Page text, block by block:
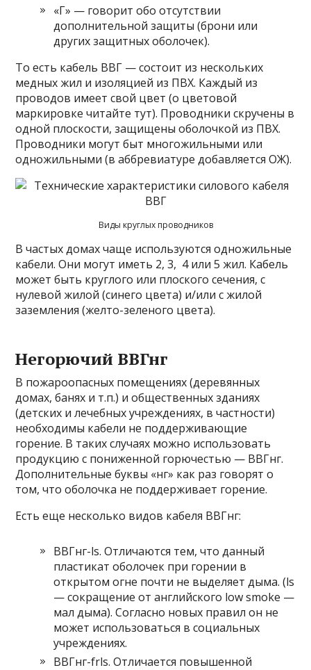
«Г» — говорит обо отсутствии
дополнительной защиты (брони или
других защитных оболочек).
То есть кабель ВВГ — состоит из нескольких
медных жил и изоляцией из ПВХ. Каждый из
проводов имеет свой цвет (о цветовой
маркировке читайте тут). Проводники скручены в
одной плоскости, защищены оболочкой из ПВХ.
Проводники могут быт многожильными или
одножильными (в аббревиатуре добавляется ОЖ).
Виды круглых проводников
В частых домах чаще используются одножильные
кабели. Они могут иметь 2, 3, 4 или 5 жил. Кабель
может быть круглого или плоского сечения, с
нулевой жилой (синего цвета) и/или с жилой
заземления (желто-зеленого цвета).
Негорючий ВВГнг
В пожароопасных помещениях (деревянных
домах, банях и т.п.) и общественных зданиях
(детских и лечебных учреждениях, в частности)
необходимы кабели не поддерживающие
горение. В таких случаях можно использовать
продукцию с пониженной горючестью — ВВГнг.
Дополнительные буквы «нг» как раз говорят о
том, что оболочка не поддерживает горение.
Есть еще несколько видов кабеля ВВГнг:
ВВГнг-ls. Отличаются тем, что данный
пластикат оболочек при горении в
открытом огне почти не выделяет дыма. (ls
— сокращение от английского low smoke —
мал дыма). Согласно новых правил он не
может использоваться в социальных
учреждениях.
ВВГнг-frls. Отличается повышенной